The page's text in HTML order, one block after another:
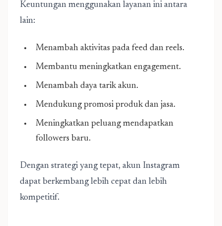
Keuntungan menggunakan layanan ini antara
lain:
Menambah aktivitas pada feed dan reels.
Membantu meningkatkan engagement.
Menambah daya tarik akun.
Mendukung promosi produk dan jasa.
Meningkatkan peluang mendapatkan
followers baru.
Dengan strategi yang tepat, akun Instagram
dapat berkembang lebih cepat dan lebih
kompetitif.